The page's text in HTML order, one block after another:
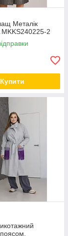
Металік
MKKS240225-2
Купити